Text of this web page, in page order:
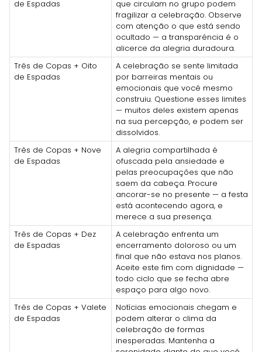
de Espadas
que circulam no grupo podem
fragilizar a celebração. Observe
com atenção o que está sendo
ocultado — a transparência é o
alicerce da alegria duradoura.
Três de Copas + Oito
de Espadas
A celebração se sente limitada
por barreiras mentais ou
emocionais que você mesmo
construiu. Questione esses limites
— muitos deles existem apenas
na sua percepção, e podem ser
dissolvidos.
Três de Copas + Nove
de Espadas
A alegria compartilhada é
ofuscada pela ansiedade e
pelas preocupações que não
saem da cabeça. Procure
ancorar-se no presente — a festa
está acontecendo agora, e
merece a sua presença.
Três de Copas + Dez
de Espadas
A celebração enfrenta um
encerramento doloroso ou um
final que não estava nos planos.
Aceite este fim com dignidade —
todo ciclo que se fecha abre
espaço para algo novo.
Três de Copas + Valete
de Espadas
Notícias emocionais chegam e
podem alterar o clima da
celebração de formas
inesperadas. Mantenha a